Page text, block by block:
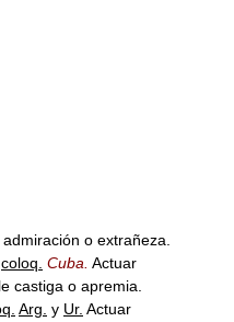
o extrañeza.
coloq. Cuba. Actuar
castiga o apremia.
Arg. y Ur. Actuar